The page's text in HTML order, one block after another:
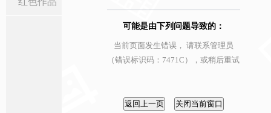
可能是由下列问题导致的：
当前页面发生错误， 请联系管理员
（错误标识码：7471C），或稍后重试